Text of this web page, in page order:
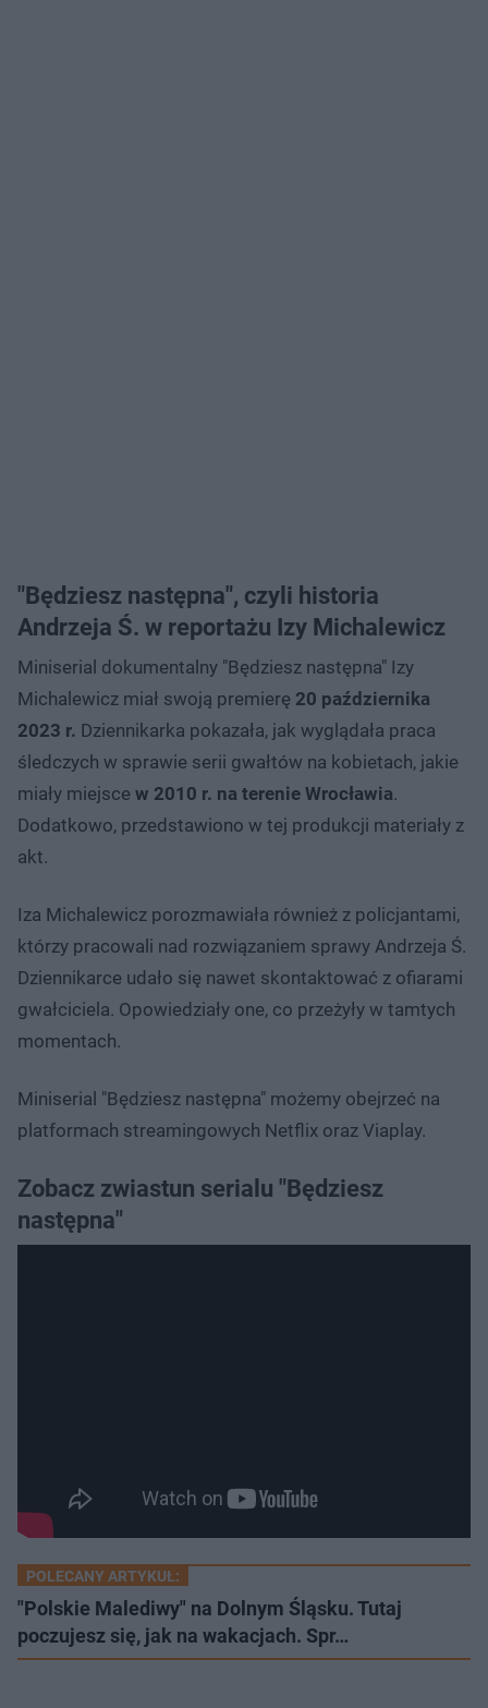
"Będziesz następna", czyli historia
Andrzeja Ś. w reportażu Izy Michalewicz
Miniserial dokumentalny "Będziesz następna" Izy
Michalewicz miał swoją premierę 20 października
2023 r. Dziennikarka pokazała, jak wyglądała praca
śledczych w sprawie serii gwałtów na kobietach, jakie
miały miejsce w 2010 r. na terenie Wrocławia.
Dodatkowo, przedstawiono w tej produkcji materiały z
akt.
Iza Michalewicz porozmawiała również z policjantami,
którzy pracowali nad rozwiązaniem sprawy Andrzeja Ś.
Dziennikarce udało się nawet skontaktować z ofiarami
gwałciciela. Opowiedziały one, co przeżyły w tamtych
momentach.
Miniserial "Będziesz następna" możemy obejrzeć na
platformach streamingowych Netflix oraz Viaplay.
Zobacz zwiastun serialu "Będziesz
następna"
POLECANY ARTYKUŁ:
"Polskie Malediwy" na Dolnym Śląsku. Tutaj
poczujesz się, jak na wakacjach. Spr…